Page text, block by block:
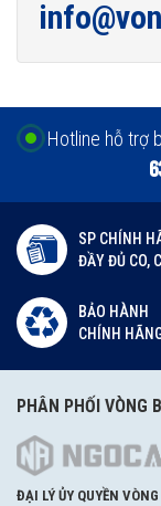
Hotline hỗ trợ
SP CHÍNH
ĐẦY ĐỦ CO,
BẢO HÀNH
CHÍNH
PHÂN PHỐI VÒNG
ĐẠI LÝ ỦY QUYỀN